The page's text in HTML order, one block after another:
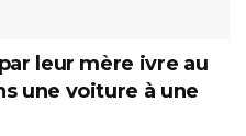
leur mère ivre au
une voiture à une